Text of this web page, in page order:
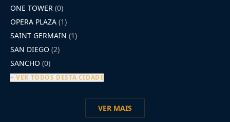
ONE TOWER (0)
OPERA PLAZA (1)
SAINT GERMAIN (1)
SAN DIEGO (2)
SANCHO (0)
+ VER TODOS DESTA CIDADE
VER MAIS